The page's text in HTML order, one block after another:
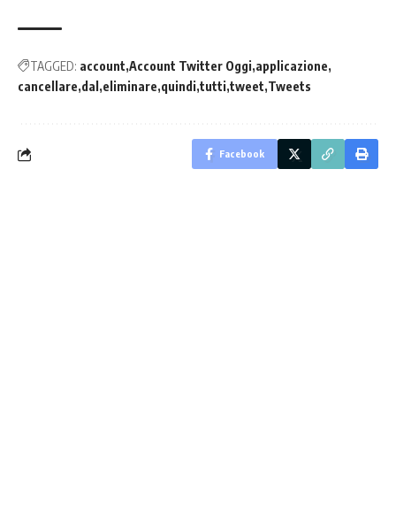
TAGGED: account Account Twitter Oggi applicazione
cancellare dal eliminare quindi tutti tweet Tweets
Facebook